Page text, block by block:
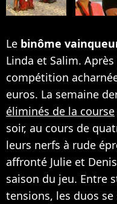
Le binôme
Linda et Salim.
compétition
euros. La semaine
éliminés de la course
soir, au cours de
leurs nerfs à rude
affronté Julie et
saison du jeu. Entre
tensions, les duos